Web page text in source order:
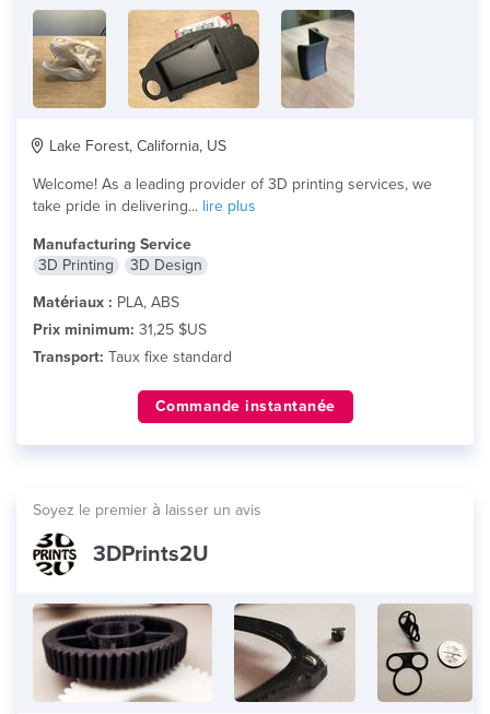
Lake Forest, California, US
Welcome! As a leading provider of 3D printing services, we
take pride in delivering... lire plus
Manufacturing Service
3D Printing
3D Design
Matériaux : PLA, ABS
Prix minimum: 31,25 $US
Transport: Taux fixe standard
Commande instantanée
Soyez le premier à laisser un avis
3DPrints2U